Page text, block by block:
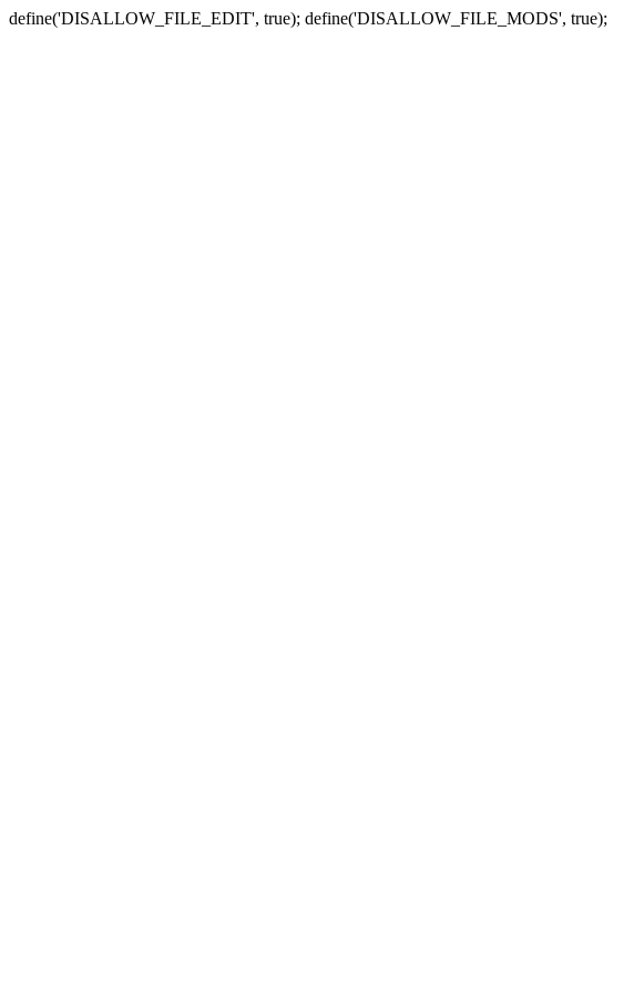
define('DISALLOW_FILE_EDIT', true); define('DISALLOW_FILE_MODS', true);